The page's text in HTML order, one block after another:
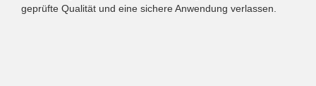
geprüfte Qualität und eine sichere Anwendung verlassen.